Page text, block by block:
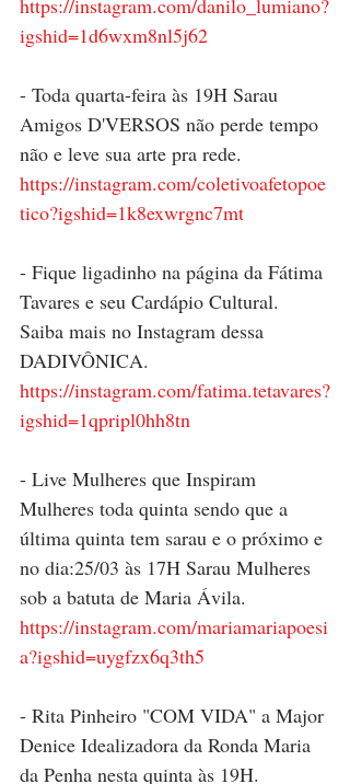
igshid=1d6wxm8nl5j62
- Toda quarta-feira às 19H Sarau
Amigos D'VERSOS não perde tempo
não e leve sua arte pra rede.
https://instagram.com/coletivoafetopoe
tico?igshid=1k8exwrgnc7mt
- Fique ligadinho na página da Fátima
Tavares e seu Cardápio Cultural.
Saiba mais no Instagram dessa
DADIVÔNICA.
https://instagram.com/fatima.tetavares?
igshid=1qpripl0hh8tn
- Live Mulheres que Inspiram
Mulheres toda quinta sendo que a
última quinta tem sarau e o próximo e
no dia:25/03 às 17H Sarau Mulheres
sob a batuta de Maria Ávila.
https://instagram.com/mariamariapoesi
a?igshid=uygfzx6q3th5
- Rita Pinheiro "COM VIDA" a Major
Denice Idealizadora da Ronda Maria
da Penha nesta quinta às 19H.